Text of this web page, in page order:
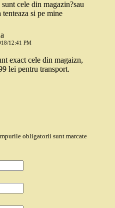
cele din magazin?sau
si pe mine
12:41 PM
exact cele din magaizn,
lei pentru transport.
obligatorii sunt marcate